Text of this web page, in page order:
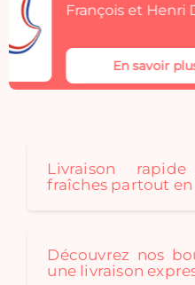
Livraison
fraîches partout en
Découvrez nos
une livraison